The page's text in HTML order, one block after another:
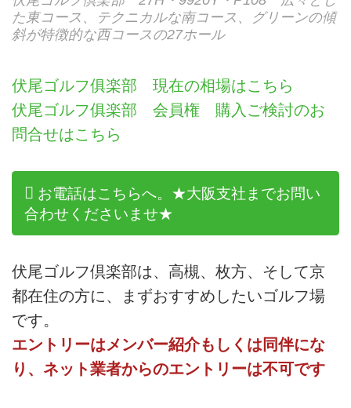
た東コース、テクニカルな南コース、グリーンの傾
斜が特徴的な西コースの27ホール
伏尾ゴルフ俱楽部 現在の相場はこちら
伏尾ゴルフ俱楽部 会員権 購入ご検討のお
問合せはこちら
お電話はこちらへ。★大阪支社までお問い
合わせくださいませ★
伏尾ゴルフ倶楽部は、高槻、枚方、そして京
都在住の方に、まずおすすめしたいゴルフ場
です。
エントリーはメンバー紹介もしくは同伴にな
り、ネット業者からのエントリーは不可です